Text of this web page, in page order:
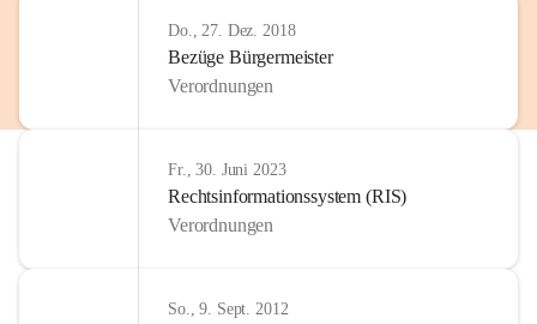
Do., 27. Dez. 2018
Bezüge Bürgermeister
Verordnungen
Fr., 30. Juni 2023
Rechtsinformationssystem (RIS)
Verordnungen
So., 9. Sept. 2012